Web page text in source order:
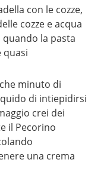
con le cozze,
cozze e acqua
la pasta
quasi
minuto di
di intiepidirsi
crei dei
il Pecorino
una crema